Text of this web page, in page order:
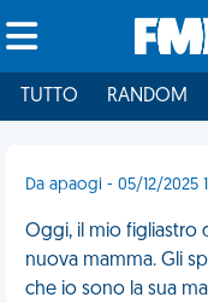
TUTTO RANDOM
Da apaogi - 05/12/2025
Oggi, il mio figliastro
nuova mamma. Gli
che io sono la sua